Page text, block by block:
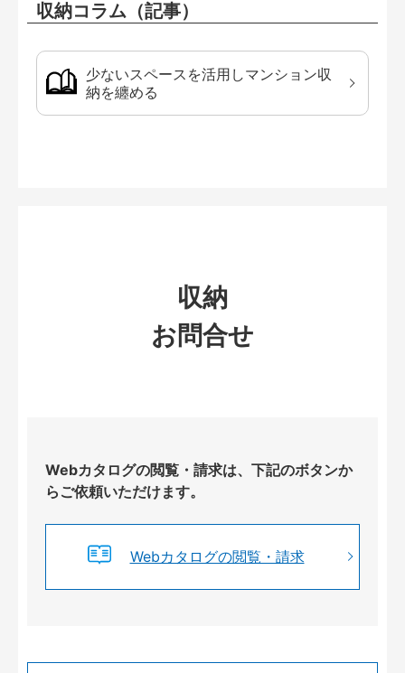
収納コラム（記事）
少ないスペースを活用しマンション収
納を纏める
収納
お問合せ
Webカタログの閲覧・請求は、下記のボタンか
らご依頼いただけます。
Webカタログの閲覧・請求